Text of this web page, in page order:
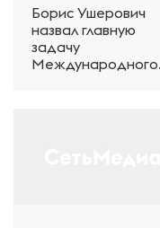
Борис Ушерович
назвал главную
задачу
Международного